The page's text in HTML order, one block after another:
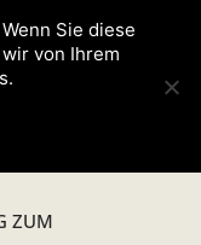
ZUM
Sie diese
von Ihrem